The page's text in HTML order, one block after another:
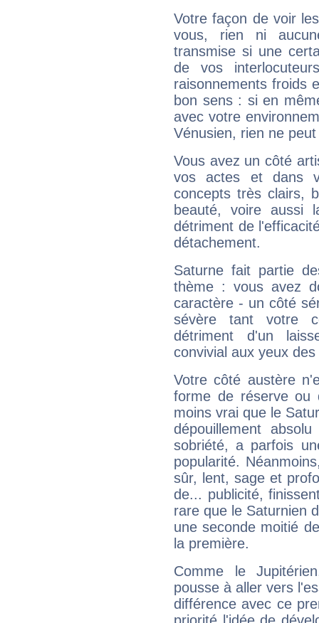
Votre façon de voir
vous, rien ni
transmise si une
de vos
raisonnements froids
bon sens : si en
avec votre
Vénusien, rien ne
Vous avez un côté
vos actes et dans
concepts très clairs,
beauté, voire aussi
détriment de
détachement.
Saturne fait partie
thème : vous avez
caractère - un côté
sévère tant votre
détriment d'un
convivial aux yeux
Votre côté austère
forme de réserve
moins vrai que le
dépouillement
sobriété, a parfois
popularité.
sûr, lent, sage et
de... publicité,
rare que le Saturnien
une seconde moitié
la première.
Comme le
pousse à aller vers
différence avec ce